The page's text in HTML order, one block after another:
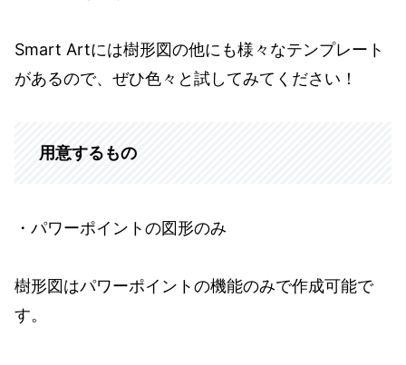
Smart Artには樹形図の他にも様々なテンプレート
があるので、ぜひ色々と試してみてください！
用意するもの
・パワーポイントの図形のみ
樹形図はパワーポイントの機能のみで作成可能で
す。